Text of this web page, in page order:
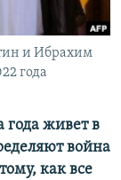
и Ибрахим
года
года живет в
война
как все